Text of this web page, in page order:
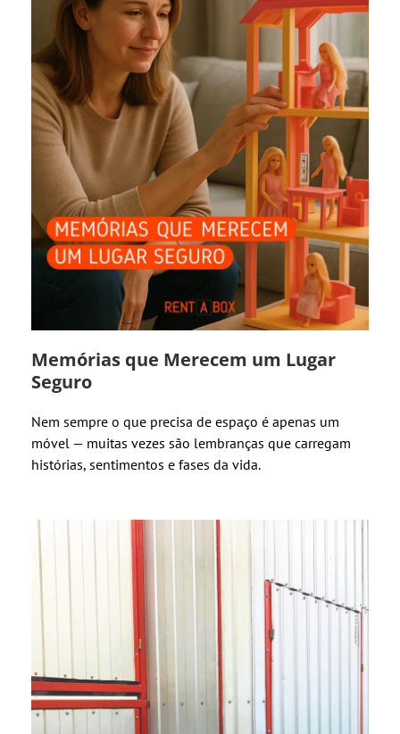
Memórias que Merecem um Lugar
Seguro
Nem sempre o que precisa de espaço é apenas um
móvel — muitas vezes são lembranças que carregam
histórias, sentimentos e fases da vida.